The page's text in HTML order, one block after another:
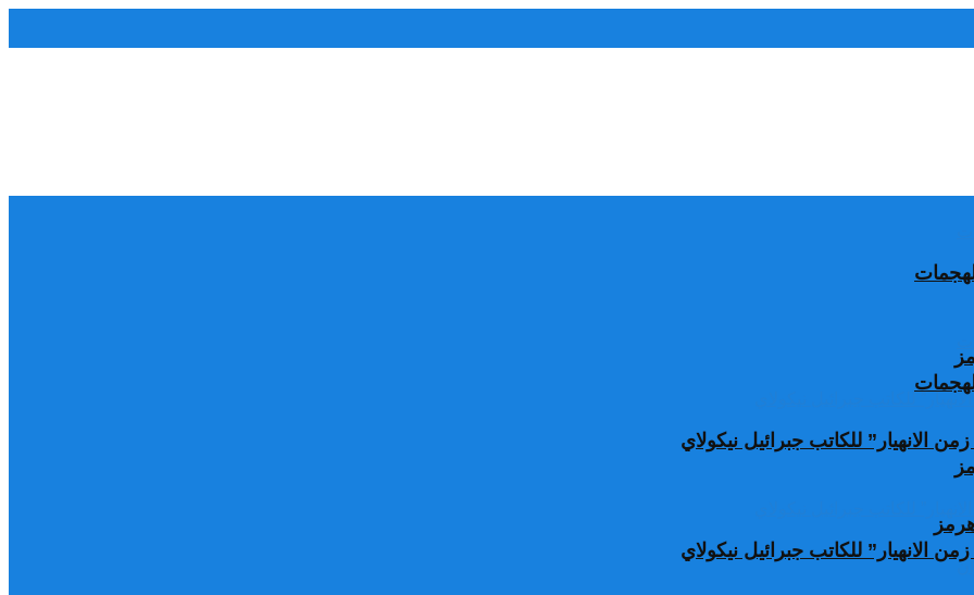
الانهيار” للكاتب جبرائيل نيكولاي
الانهيار” للكاتب جبرائيل نيكولاي